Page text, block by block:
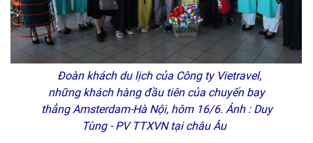
Đoàn khách du lịch của Công ty Vietravel,
những khách hàng đầu tiên của chuyến bay
thẳng Amsterdam-Hà Nội, hôm 16/6. Ảnh : Duy
Tùng - PV TTXVN tại châu Âu